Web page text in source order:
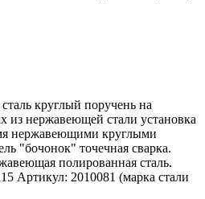
круглый поручень на
из нержавеющей стали установка
нержавеющими круглыми
"бочонок" точечная сварка.
полированная сталь.
Артикул: 2010081 (марка стали